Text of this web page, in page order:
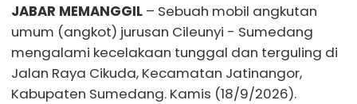
JABAR MEMANGGIL – Sebuah mobil angkutan
umum (angkot) jurusan Cileunyi - Sumedang
mengalami kecelakaan tunggal dan terguling di
Jalan Raya Cikuda, Kecamatan Jatinangor,
Kabupaten Sumedang. Kamis (18/9/2026).